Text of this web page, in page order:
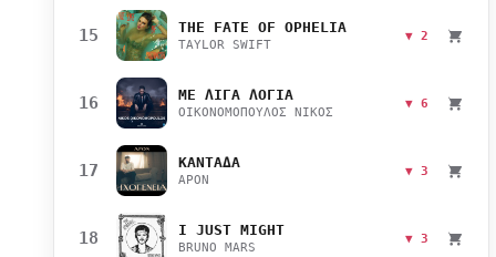
15 THE FATE OF OPHELIA
TAYLOR SWIFT
▼ 2
16 ΜΕ ΛΙΓΑ ΛΟΓΙΑ
ΟΙΚΟΝΟΜΟΠΟΥΛΟΣ ΝΙΚΟΣ
▼ 6
17 ΚΑΝΤΑΔΑ
APON
▼ 3
18 I JUST MIGHT
BRUNO MARS
▼ 3